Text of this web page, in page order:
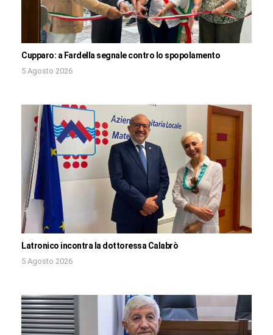
Cupparo: a Fardella segnale contro lo spopolamento
5 Agosto 2026
Latronico incontra la dottoressa Calabrò
5 Agosto 2026